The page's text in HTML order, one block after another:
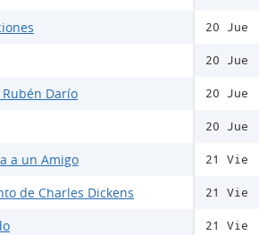
Darío
a un Amigo
de Charles Dickens
20 Jue
20 Jue
20 Jue
20 Jue
21 Vie
21 Vie
21 Vie